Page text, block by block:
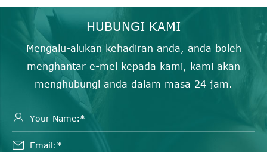
HUBUNGI KAMI
Mengalu-alukan kehadiran anda, anda boleh
menghantar e-mel kepada kami, kami akan
menghubungi anda dalam masa 24 jam.

